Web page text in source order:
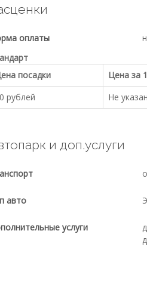
оплаты
посадки
Цена за
рублей
Не
и доп.услуги
авто
услуги